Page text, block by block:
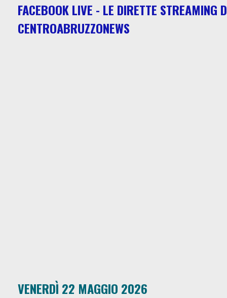
FACEBOOK LIVE - LE DIRETTE STREAMING
CENTROABRUZZONEWS
VENERDÌ 22 MAGGIO 2026